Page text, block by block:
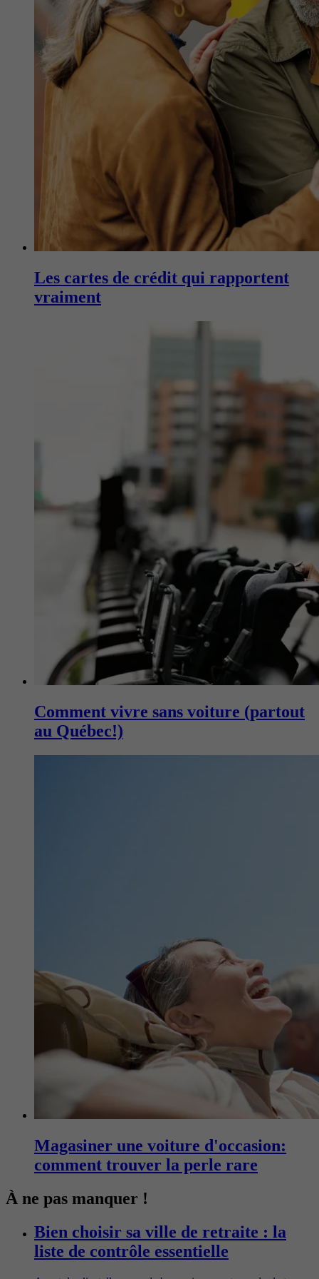
Les cartes de crédit qui rapportent
vraiment
Comment vivre sans voiture (partout
au Québec!)
Magasiner une voiture d'occasion:
comment trouver la perle rare
À ne pas manquer !
Bien choisir sa ville de retraite : la
liste de contrôle essentielle